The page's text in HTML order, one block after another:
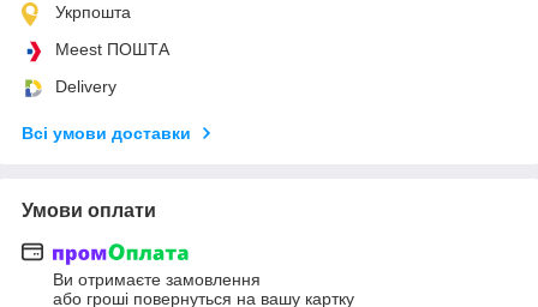
Укрпошта
Meest ПОШТА
Delivery
Всі умови доставки
Умови оплати
Ви отримаєте замовлення
або гроші повернуться на вашу картку